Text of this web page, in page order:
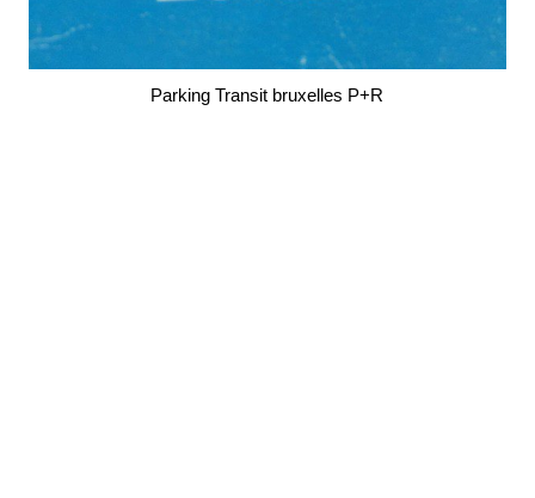
Parking Transit bruxelles P+R